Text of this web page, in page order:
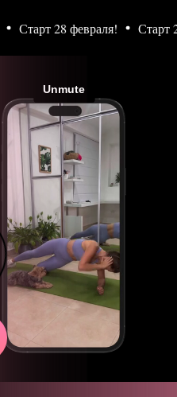
Старт 28 февраля! Старт 28